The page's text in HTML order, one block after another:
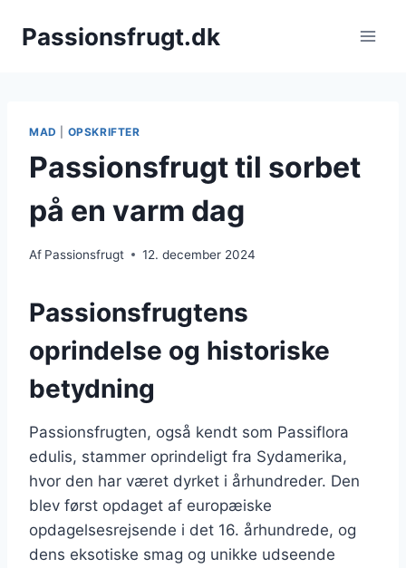
Passionsfrugt.dk
MAD OPSKRIFTER
Passionsfrugt til sorbet
på en varm dag
Af Passionsfrugt 12. december 2024
Passionsfrugtens
oprindelse og historiske
betydning
Passionsfrugten, også kendt som Passiflora
edulis, stammer oprindeligt fra Sydamerika,
hvor den har været dyrket i århundreder. Den
blev først opdaget af europæiske
opdagelsesrejsende i det 16. århundrede, og
dens eksotiske smag og unikke udseende